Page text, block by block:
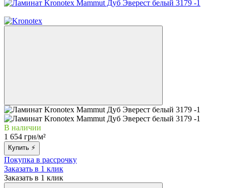
В наличии
1 654 грн/м²
Купить ⚡
Покупка в рассрочку
Заказать в 1 клик
Заказать в 1 клик